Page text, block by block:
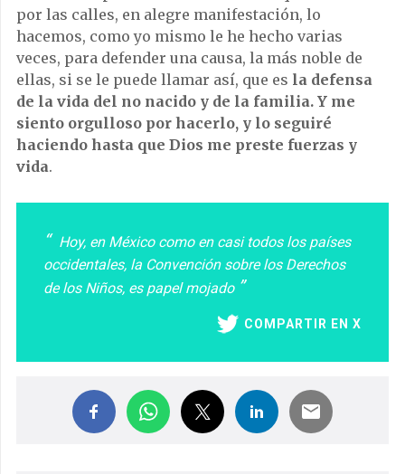
por las calles, en alegre manifestación, lo
hacemos, como yo mismo le he hecho varias
veces, para defender una causa, la más noble de
ellas, si se le puede llamar así, que es la defensa
de la vida del no nacido y de la familia. Y me
siento orgulloso por hacerlo, y lo seguiré
haciendo hasta que Dios me preste fuerzas y
vida.
Hoy, en México como en casi todos los países
occidentales, la Convención sobre los Derechos
de los Niños, es papel mojado
COMPARTIR EN X